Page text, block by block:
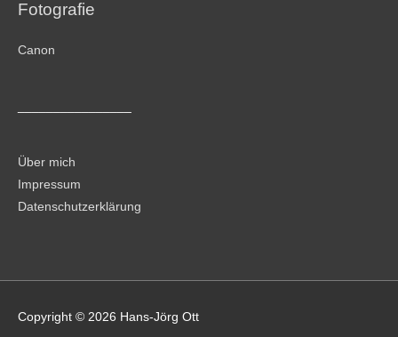
Fotografie
Canon
Über mich
Impressum
Datenschutzerklärung
Copyright © 2026 Hans-Jörg Ott